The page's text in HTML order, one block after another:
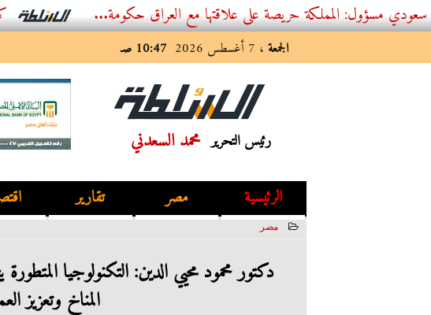
المملكة حريصة على علاقتها مع العراق حكومة... كيف تحمي
الجمعة ، 7 أغسطس 2026 10:47 صـ
رئيس التحرير محمد السعدني
الرئيسية مصر تقارير
مصر
دكتور محمود محيي الدين: التكنولوجيا
المناخ وتعزيز